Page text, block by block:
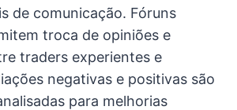
de comunicação. Fóruns
troca de opiniões e
traders experientes e
negativas e positivas são
para melhorias